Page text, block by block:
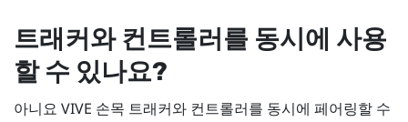
트래커와 컨트롤러를 동시에 사용
할 수 있나요?
아니요 VIVE 손목 트래커와 컨트롤러를 동시에 페어링할 수